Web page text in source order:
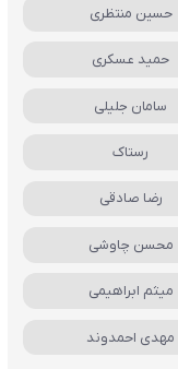
حسین منتظری
حمید عسکری
سامان جلیلی
رستاک
رضا صادقی
محسن چاوشی
میثم ابراهیمی
مهدی احمدوند